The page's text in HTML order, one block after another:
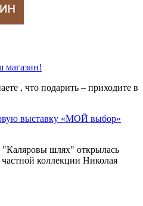
магазин!
, что подарить – приходите в
выставку «МОЙ выбор»
"Каляровы шлях" открылась
коллекции Николая